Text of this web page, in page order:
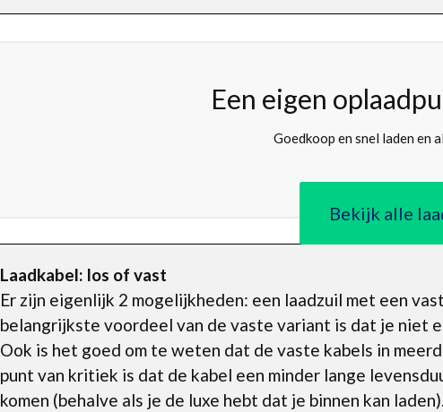
Een eigen
Goedkoop en snel laden en
Bekijk alle
Laadkabel: los of vast
Er zijn eigenlijk 2 mogelijkheden: een laadzuil met een
belangrijkste voordeel van de vaste variant is dat je niet
Ook is het goed om te weten dat de vaste kabels in
punt van kritiek is dat de kabel een minder lange
komen (behalve als je de luxe hebt dat je binnen kan